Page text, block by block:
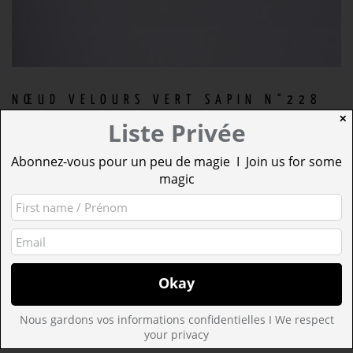
NŒUD VELOURS VERT SAPIN N°228
AJOUTER AU PANIER
PRODUITS SIMILAIRES
✕
Liste Privée
Abonnez-vous pour un peu de magie I Join us for some
magic
Nous gardons vos informations confidentielles I We respect
your privacy